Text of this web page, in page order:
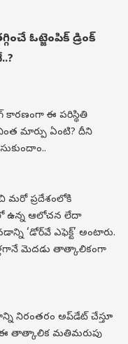
ఓట్జెంపిక్ డ్రింక్
కారణంగా ఈ పరిస్థితి
మార్పు ఏంటి? దీని
మరో ప్రదేశంలోకి
ఉన్న ఆలోచన లేదా
‘డోర్‌వే ఎఫెక్ట్’ అంటారు.
మెదడు తాత్కాలికంగా
నిరంతరం అప్‌డేట్ చేస్తూ
ఈ తాత్కాలిక మతిమరుపు